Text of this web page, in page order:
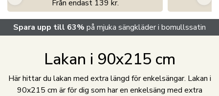
Från endast 139 kr.
Spara upp till 63% på mjuka sängkläder i bomullssatin
Lakan i 90x215 cm
Här hittar du lakan med extra längd för enkelsängar. Lakan i
90x215 cm är för dig som har en enkelsäng med extra